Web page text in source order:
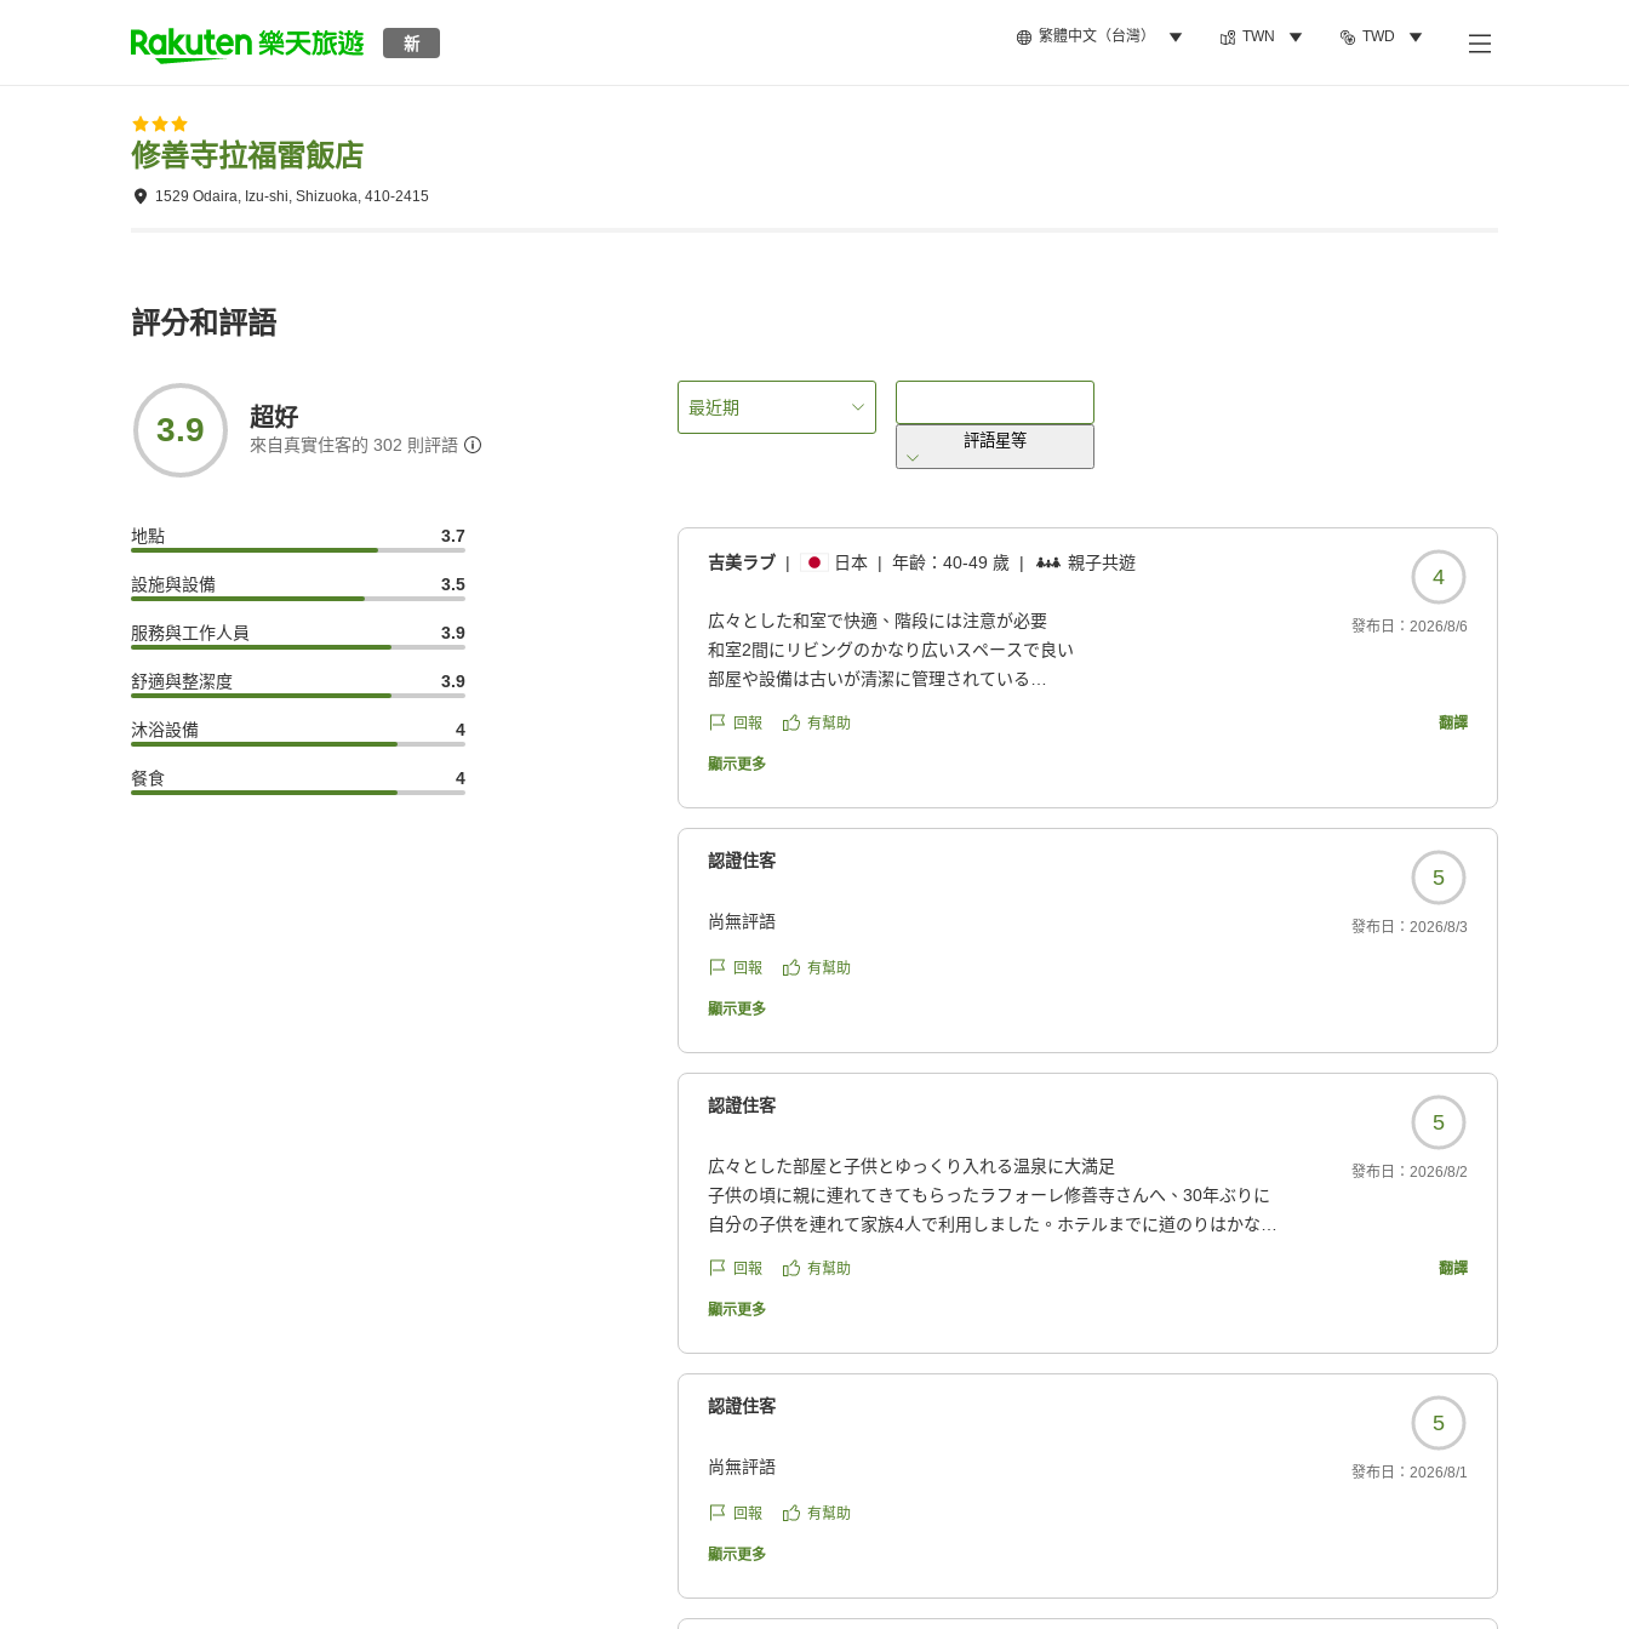
新 繁體中文（台灣） TWN TWD
修善寺拉福雷飯店
1529 Odaira, Izu-shi, Shizuoka, 410-2415
評分和評語
3.9 超好
來自真實住客的 302 則評語
地點 3.7
設施與設備 3.5
服務與工作人員 3.9
舒適與整潔度 3.9
沐浴設備 4
餐食 4
最近期
評語星等
吉美ラブ | 日本 | 年齡：40-49 歲 | 親子共遊
4
広々とした和室で快適、階段には注意が必要
和室2間にリビングのかなり広いスペースで良い
部屋や設備は古いが清潔に管理されている
階段有り足腰に不安な人は要注意
クチコミの詳細はこちらから
reviewId=33123478482355
發布日： 2026/8/6
回報 有幫助 翻譯
顯示更多
認證住客
5
尚無評語 發布日： 2026/8/3
回報 有幫助
顯示更多
認證住客
5
広々とした部屋と子供とゆっくり入れる温泉に大満足
子供の頃に親に連れてきてもらったラフォーレ修善寺さんへ、30年ぶりに
自分の子供を連れて家族4人で利用しました。ホテルまでに道のりはかなり
が、子供の頃はそれもワクワクした気持ちで楽しめた思い出があります。
徒歩で大浴場まで行ける「センターハウス」を利用しましたが、センター
したがタバコ臭さは特に気になりませんでした(部屋によるのかも知れませ
ん)。古さはありますが部屋はとても広くて快適でした。お風呂は内風呂も
かりました(大人も長く浸かる事ができてゆっくりできました)。
の利用もOKで、プール横に水着のまま入れるサウナもあり、プールで遊ん
だ後に体を温めることができてとても便利でした。
他の画像やクチコミの詳細はこちらから
發布日： 2026/8/2
回報 有幫助 翻譯
顯示更多
認證住客
5
尚無評語 發布日： 2026/8/1
回報 有幫助
顯示更多